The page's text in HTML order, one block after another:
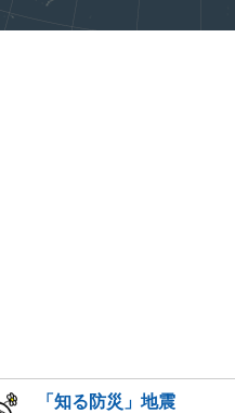
「知る防災」地震